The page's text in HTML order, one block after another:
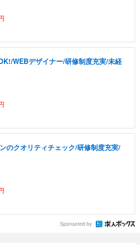
WEBデザイナー/研修制度充実/未経
のクオリティチェック/研修制度充実/
Sponsored by